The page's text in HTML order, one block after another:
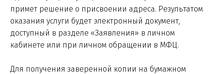
примет решение о присвоении адреса. Результатом
оказания услуги будет электронный документ,
доступный в разделе «Заявления» в личном
кабинете или при личном обращении в МФЦ.
Для получения заверенной копии на бумажном